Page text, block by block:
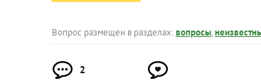
Вопрос размещен в разделах:вопросы,
2